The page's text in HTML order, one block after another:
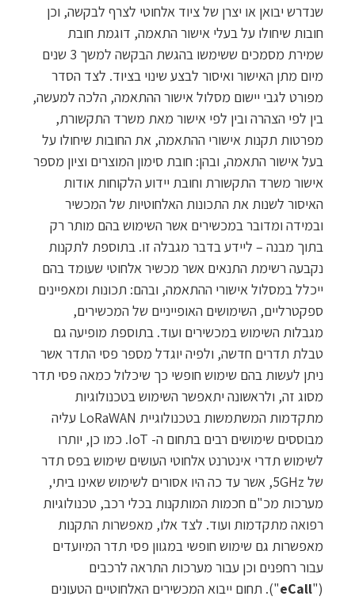
שנדרש יבואן או יצרן של ציוד אלחוטי לצרף לבקשה, וכן
חובות שיחולו על בעלי אישור התאמה, דוגמת חובת
שמירת מסמכים ששימשו בהגשת הבקשה למשך 3 שנים
מיום מתן האישור ואיסור לבצע שינוי בציוד. לצד הסדר
מפורט לגבי יישום מסלול אישור ההתאמה, הלכה למעשה,
בין לפי הצהרה ובין לפי אישור מאת משרד התקשורת,
מפרטות תקנות אישורי ההתאמה, את החובות שיחולו על
בעל אישור התאמה, ובהן: חובת סימון המוצרים וציון מספר
אישור משרד התקשורת וחובת יידוע הלקוחות אודות
האיסור לשנות את התכונות האלחוטיות של המכשיר
ובמידה ומדובר במכשירים אשר השימוש בהם מותר רק
בתוך מבנה – ליידע בדבר מגבלה זו. בתוספת לתקנות
נקבעה רשימת התנאים אשר מכשיר אלחוטי שעומד בהם
ייכלל במסלול אישורי ההתאמה, ובהם: תכונות ומאפיינים
ספקטרליים, השימושים האופייניים של המכשירים,
מגבלות השימוש במכשירים ועוד. בתוספת מופיעה גם
טבלת תדרים חדשה, ולפיה יוגדל מספר פסי התדר אשר
ניתן לעשות בהם שימוש חופשי כך שיכלול כמאה פסי תדר
מסוג זה, ולראשונה יתאפשר השימוש בטכנולוגיות
מתקדמות המשתמשות בטכנולוגיית LoRaWAN עליה
מבוססים שימושים רבים בתחום ה- IoT. כמו כן, יותרו
לשימוש תדרי אינטרנט אלחוטי העושים שימוש בפס תדר
של 5GHz, אשר עד כה היו אסורים לשימוש שאינו ביתי,
מערכות מכ"ם חכמות המותקנות בכלי רכב, טכנולוגיות
רפואה מתקדמות ועוד. לצד אלו, מאפשרות התקנות
מאפשרות גם שימוש חופשי במגוון פסי תדר המיועדים
עבור רחפנים וכן עבור מערכות התראה לרכבים
("
eCall"). תחום ייבוא המכשירים האלחוטיים הטעונים